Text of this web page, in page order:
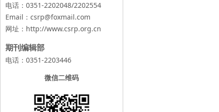
电话：0351-2202048/2202554
Email：csrp@foxmail.com
网址： http://www.csrp.org.cn
期刊编辑部
电话：0351-2203446
微信二维码